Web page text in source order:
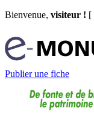
Bienvenue, visiteur ! [
Publier une fiche